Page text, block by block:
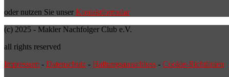
oder nutzen Sie unser Kontaktformular
(c) 2025 - Makler Nachfolger Club e.V.
all rights reserved
Impressum - Datenschutz - Haftungsausschluss - Cookie-Richtlinien